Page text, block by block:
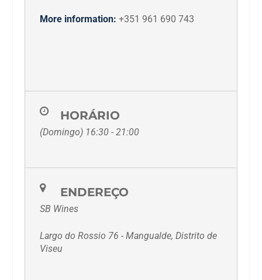
More information: +351 961 690 743
HORÁRIO
(Domingo) 16:30 - 21:00
ENDEREÇO
SB Wines
Largo do Rossio 76 - Mangualde, Distrito de
Viseu